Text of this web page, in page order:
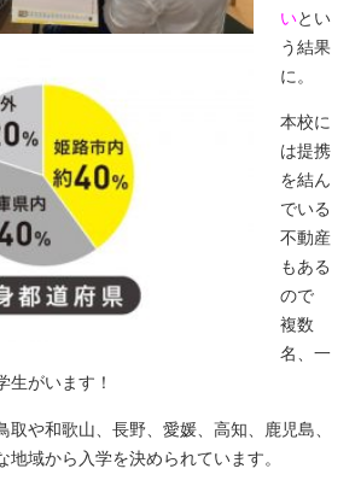
いとい
う結果
に。
本校に
は提携
を結ん
でいる
不動産
もある
ので
複数
名、一
生がいます！
取や和歌山、長野、愛媛、高知、鹿児島、
域から入学を決められています。